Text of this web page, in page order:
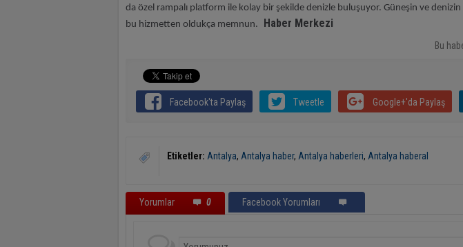
da özel rampalı platform ile kolay bir şekilde denizle buluşuyor. Güneşin ve denizin
bu hizmetten oldukça memnun.
Haber Merkezi
Bu
Facebook'ta Paylaş Tweetle Google+'da Paylaş
Etiketler: Antalya, Antalya haber, Antalya haberleri, Antalya haberal
Yorumlar 0 Facebook Yorumları